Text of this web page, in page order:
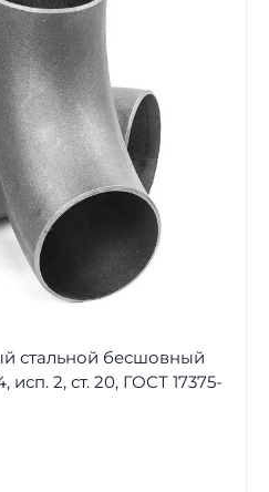
стальной бесшовный
исп. 2, ст. 20, ГОСТ 17375-